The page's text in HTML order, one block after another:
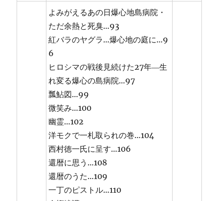
よみがえるあの日爆心地島病院・
ただ余熱と死臭…93
紅バラのヤグラ…爆心地の庭に…9
6
ヒロシマの戦後見続けた27年―生
れ変る爆心の島病院…97
瓢鮎図…99
微笑み…100
幽霊…102
洋モクで一札取られの巻…104
西村徳一氏に呈す…106
還暦に思う…108
還暦のうた…109
一丁のピストル…110